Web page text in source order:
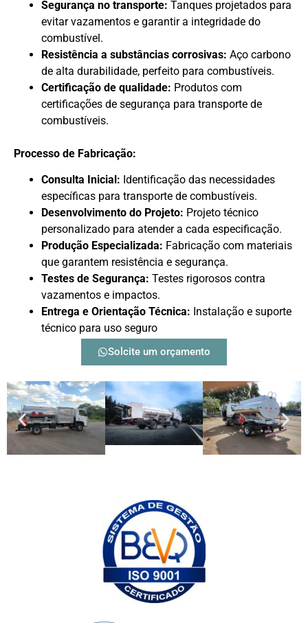
Segurança no transporte: Tanques projetados para
evitar vazamentos e garantir a integridade do
combustível.
Resistência a substâncias corrosivas: Aço carbono
de alta durabilidade, perfeito para combustíveis.
Certificação de qualidade: Produtos com
certificações de segurança para transporte de
combustíveis.
Processo de Fabricação:
Consulta Inicial: Identificação das necessidades
específicas para transporte de combustíveis.
Desenvolvimento do Projeto: Projeto técnico
personalizado para atender a cada especificação.
Produção Especializada: Fabricação com materiais
que garantem resistência e segurança.
Testes de Segurança: Testes rigorosos contra
vazamentos e impactos.
Entrega e Orientação Técnica: Instalação e suporte
técnico para uso seguro
Solcite um orçamento